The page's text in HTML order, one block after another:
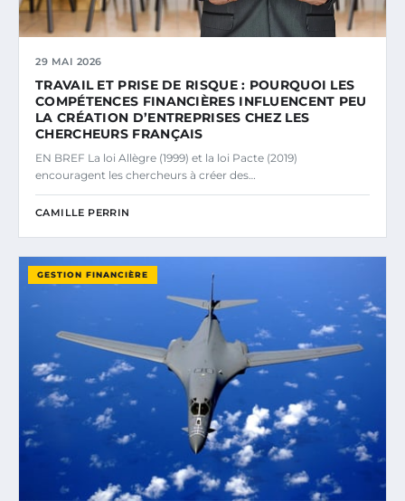
29 MAI 2026
TRAVAIL ET PRISE DE RISQUE : POURQUOI LES
COMPÉTENCES FINANCIÈRES INFLUENCENT PEU
LA CRÉATION D’ENTREPRISES CHEZ LES
CHERCHEURS FRANÇAIS
EN BREF La loi Allègre (1999) et la loi Pacte (2019)
encouragent les chercheurs à créer des…
CAMILLE PERRIN
GESTION FINANCIÈRE